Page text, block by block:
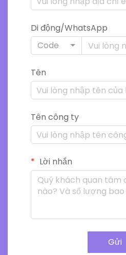
Di động/WhatsApp
Code
Tên
Tên công ty
Lời nhắn
Gửi